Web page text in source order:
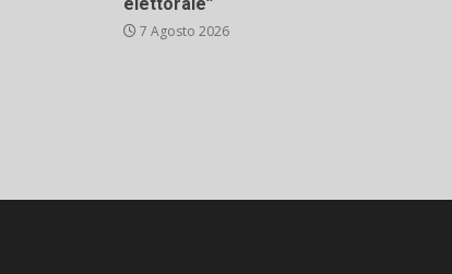
7 Agosto 2026